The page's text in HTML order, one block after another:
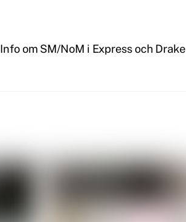
Info om SM/NoM i Express och Drake